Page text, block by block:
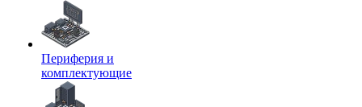
Периферия и
комплектующие